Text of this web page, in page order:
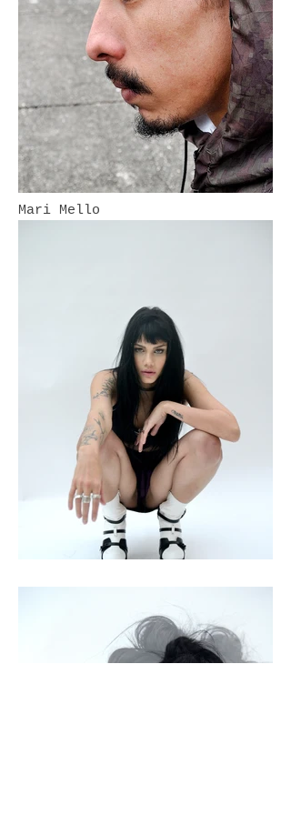
Mari Mello